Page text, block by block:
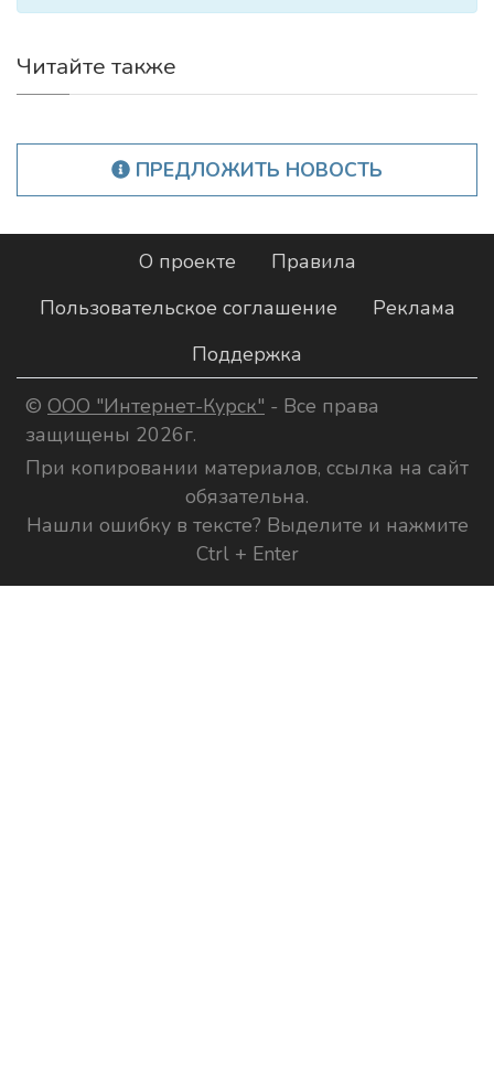
Читайте также
ПРЕДЛОЖИТЬ НОВОСТЬ
О проекте
Правила
Пользовательское соглашение
Реклама
Поддержка
© ООО "Интернет-Курск" - Все права
защищены 2026г.
При копировании материалов, ссылка на сайт
обязательна.
Нашли ошибку в тексте? Выделите и нажмите
Ctrl + Enter